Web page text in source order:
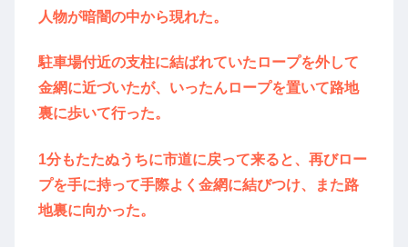
人物が暗闇の中から現れた。
駐車場付近の支柱に結ばれていたロープを外して
金網に近づいたが、いったんロープを置いて路地
裏に歩いて行った。
1分もたたぬうちに市道に戻って来ると、再びロー
プを手に持って手際よく金網に結びつけ、また路
地裏に向かった。